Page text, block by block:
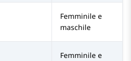
Femminile e
maschile
Femminile e